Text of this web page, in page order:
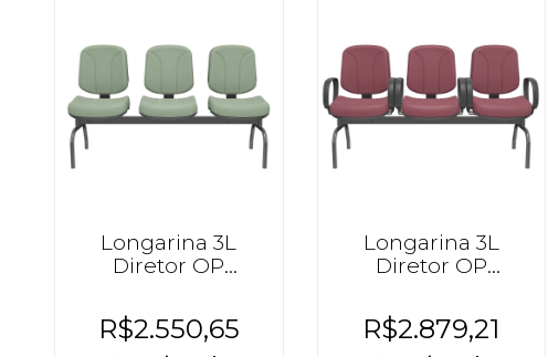
Longarina 3L
Diretor OP
R$2.550,65
Longarina 3L
Diretor OP
R$2.879,21